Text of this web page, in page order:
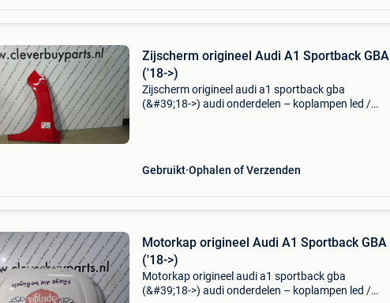
Zijscherm origineel Audi A1 Sportback GBA
('18->)
Zijscherm origineel audi a1 sportback gba
(&#39;18->) audi onderdelen – koplampen led /
Gebruikt Ophalen of Verzenden
Motorkap origineel Audi A1 Sportback GBA
('18->)
Motorkap origineel audi a1 sportback gba
(&#39;18->) audi onderdelen – koplampen led /